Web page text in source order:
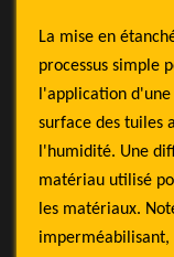
La mise en
processus simple
l'application
surface des tuiles
l'humidité. Une
matériau utilisé
les matériaux.
imperméabilisant,